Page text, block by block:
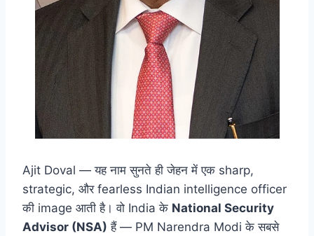
Ajit Doval — यह नाम सुनते ही जेहन में एक sharp,
strategic, और fearless Indian intelligence officer
की image आती है। वो India के National Security
Advisor (NSA) हैं — PM Narendra Modi के सबसे